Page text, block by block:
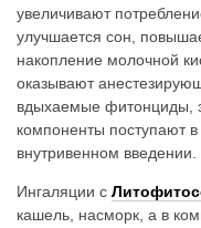
увеличивают
улучшается сон,
накопление молочной
оказывают
вдыхаемые фитонциды,
компоненты поступают в
внутривенном введении.
Ингаляции с
кашель, насморк, а в